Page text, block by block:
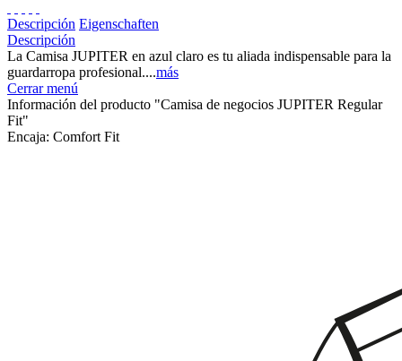
Descripción Eigenschaften
Descripción
La Camisa JUPITER en azul claro es tu aliada indispensable para la
guardarropa profesional....más
Cerrar menú
Información del producto "Camisa de negocios JUPITER Regular
Fit"
Encaja: Comfort Fit